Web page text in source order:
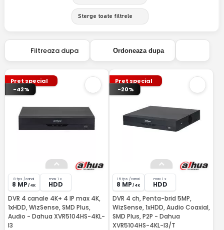
Sterge toate filtrele
Filtreaza dupa Ordoneaza dupa
Pret special
-42%
8 fps /canal
8 MP / 4K
max 1 x
HDD
DVR 4 canale 4K+ 4 IP max 4K,
1xHDD, WizSense, SMD Plus,
Audio - Dahua XVR5104HS-4KL-
I3
Pret special
-20%
15 fps /canal
8 MP / 4K
max 1 x
HDD
DVR 4 ch, Penta-brid 5MP,
WizSense, 1xHDD, Audio Coaxial,
SMD Plus, P2P - Dahua
XVR5104HS-4KL-I3/T